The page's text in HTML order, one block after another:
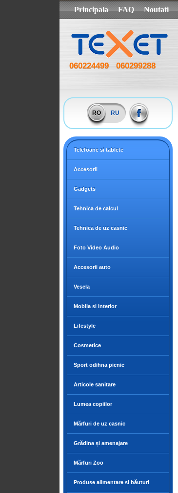
Principala FAQ Noutati
060224499 060299288
RO RU
Telefoane si tablete
Accesorii
Gadgets
Tehnica de calcul
Tehnica de uz casnic
Foto Video Audio
Accesorii auto
Vesela
Mobila si interior
Lifestyle
Cosmetice
Sport odihna picnic
Articole sanitare
Lumea copiilor
Mărfuri de uz casnic
Grădina și amenajare
Mărfuri Zoo
Produse alimentare si băuturi